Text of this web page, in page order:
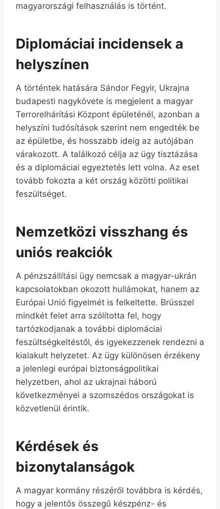
magyarországi felhasználás is történt.
Diplomáciai incidensek a
helyszínen
A történtek hatására Sándor Fegyir, Ukrajna
budapesti nagykövete is megjelent a magyar
Terrorelhárítási Központ épületénél, azonban a
helyszíni tudósítások szerint nem engedték be
az épületbe, és hosszabb ideig az autójában
várakozott. A találkozó célja az ügy tisztázása
és a diplomáciai egyeztetés lett volna. Az eset
tovább fokozta a két ország közötti politikai
feszültséget.
Nemzetközi visszhang és
uniós reakciók
A pénzszállítási ügy nemcsak a magyar-ukrán
kapcsolatokban okozott hullámokat, hanem az
Európai Unió figyelmét is felkeltette. Brüsszel
mindkét felet arra szólította fel, hogy
tartózkodjanak a további diplomáciai
feszültségkeltéstől, és igyekezzenek rendezni a
kialakult helyzetet. Az ügy különösen érzékeny
a jelenlegi európai biztonságpolitikai
helyzetben, ahol az ukrajnai háború
következményei a szomszédos országokat is
közvetlenül érintik.
Kérdések és
bizonytalanságok
A magyar kormány részéről továbbra is kérdés,
hogy a jelentős összegű készpénz- és